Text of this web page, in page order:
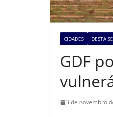
CIDADES DESTA
GDF
3 de novembro